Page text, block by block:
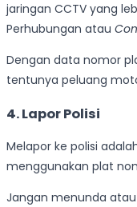
jaringan CCTV yang
Perhubungan atau
Dengan data nomor
tentunya peluang
4. Lapor Polisi
Melapor ke polisi
menggunakan plat
Jangan menunda